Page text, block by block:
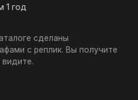
1 год
сделаны
с реплик. Вы получите